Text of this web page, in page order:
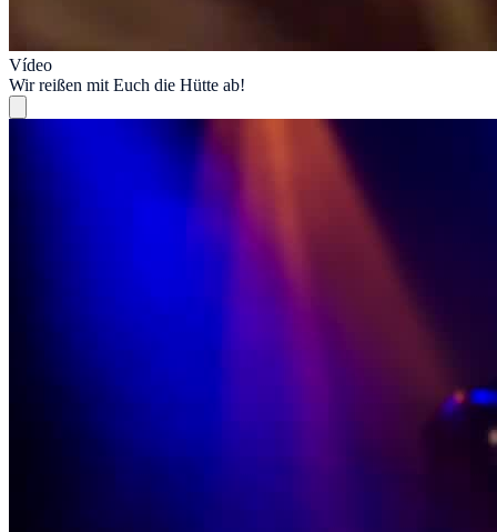
Vídeo
Wir reißen mit Euch die Hütte ab!